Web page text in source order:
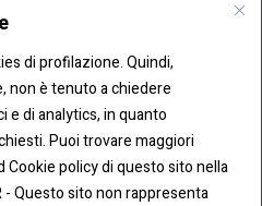
di profilazione. Quindi,
non è tenuto a chiedere
e di analytics, in quanto
Puoi trovare maggiori
Cookie policy di questo sito nella
- Questo sito non rappresenta